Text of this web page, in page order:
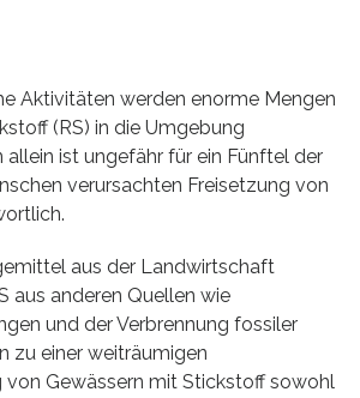
Aktivitäten werden enorme Mengen
(RS) in die Umgebung
allein ist ungefähr für ein Fünftel der
verursachten Freisetzung von
aus der Landwirtschaft
aus anderen Quellen wie
und der Verbrennung fossiler
zu einer weiträumigen
von Gewässern mit Stickstoff sowohl